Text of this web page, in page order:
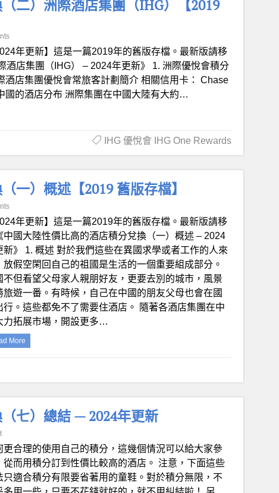
二）洲際酒店集團（IHG）【2019
年更新】這是一篇2019年的舊版存檔。最新版請移
店集團（IHG） – 2024年更新》 1. 洲際優悅會積分
店集團優悅會常旅客計劃簡介 相關信用卡： Chase
國的酒店分布 洲際集團在中國大陸有大約…
IHG 優悅會 IHG One Rewards
一）概述【2019 舊版存檔】
年更新】這是一篇2019年的舊版存檔。最新版請移
中國大陸性價比高的酒店積分兌換（一）概述 – 2024
新》 1. 概述 對於我們這些在異國求學或者工作的人來
放假空閑回自己的祖國是生活的一個重要組成部分。
不但看望父母家人親朋好友，更要去別的城市，風景
旅遊一番。有時候，自己在中國的朋友父母也會在國
行。這些都免不了需要住酒店。 隨著各酒店集團在中
力拓展市場，開設更多…
More
七）總結 — 2024年更新
更合理的使用自己的積分，這幾個情況可以給大家參
從而用積分訂到性價比較高的酒店。 注意，下面這些
只適合積分有限要省著用的童鞋。對於積分無限，不